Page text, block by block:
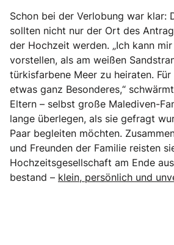
Schon bei der Verlobung war klar:
sollten nicht nur der Ort des
der Hochzeit werden. „Ich kann
vorstellen, als am weißen
türkisfarbene Meer zu heiraten.
etwas ganz Besonderes,“
Eltern – selbst große Malediven-
lange überlegen, als sie gefragt
Paar begleiten möchten.
und Freunden der Familie reisten
Hochzeitsgesellschaft am Ende
bestand – klein, persönlich und